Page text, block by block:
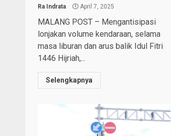
Ra Indrata April 7, 2025
MALANG POST – Mengantisipasi
lonjakan volume kendaraan, selama
masa liburan dan arus balik Idul Fitri
1446 Hijriah,...
Selengkapnya